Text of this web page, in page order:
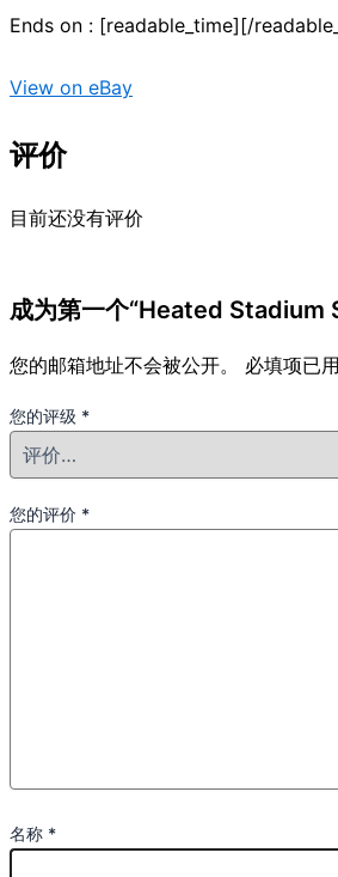
Ends on : [readable_time][/
View on eBay
评价
目前还没有评价
成为第一个“Heated
您的邮箱地址不会被公开。 必填项已用
您的评级 *
您的评价 *
名称 *